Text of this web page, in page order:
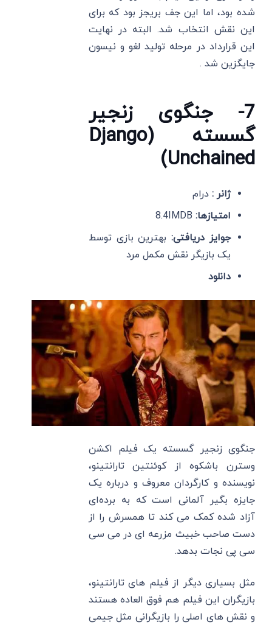
شده بود، اما این جف بریجز بود که برای
این نقش انتخاب شد. البته در نهایت
این قرارداد در مرحله تولید لغو و نیسون
جایگزین شد .
7- جنگوی زنجیر
گسسته (Django
Unchained)
ژانر : درام
امتیازها: 8.4IMDB
جوایز دریافتی: بهترین بازی توسط
یک بازیگر نقش مکمل مرد
دانلود
جنگوی زنجیر گسسته یک فیلم اکشن
وسترن باشکوه از کوئنتین تارانتینو،
نویسنده و کارگردان معروف و درباره یک
جایزه بگیر آلمانی است که به برده‌ای
آزاد شده کمک می ‌کند تا همسرش را از
دست صاحب خبیث مزرعه ای در می ‌سی
‌سی ‌پی نجات بدهد.
مثل بسیاری دیگر از فیلم ‌های تارانتینو،
بازیگران این فیلم هم فوق العاده هستند
و نقش ‌های اصلی را بازیگرانی مثل جیمی